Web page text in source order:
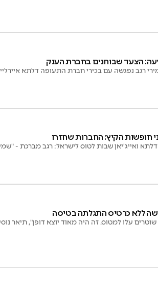
הצעד שבוחנים בחברת הענק
רגב נפגשה עם בכירי חברת התעופה דלתא
חופשות הקיץ: החברות שחזרו
ואייג'יאן שבות לטוס לישראל: רגב מברכת -
ללא כרטיס התגלתה בטיסה
עלו למטוס. זה היה מאוד יוצא דופן", תיאר